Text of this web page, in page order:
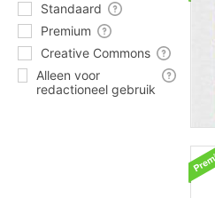
Standaard
Premium
Creative Commons
Alleen voor
redactioneel gebruik